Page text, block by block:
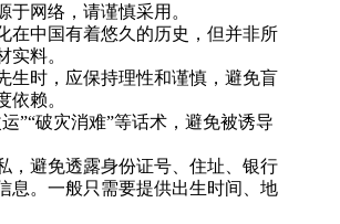
于网络，请谨慎采用。
在中国有着悠久的历史，但并非所
实料。
生时，应保持理性和谨慎，避免盲
依赖。
”“破灾消难”等话术，避免被诱导
，避免透露身份证号、住址、银行
息。一般只需要提供出生时间、地